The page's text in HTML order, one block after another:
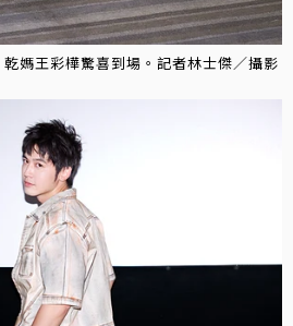
媽王彩樺驚喜到場。記者林士傑／攝影